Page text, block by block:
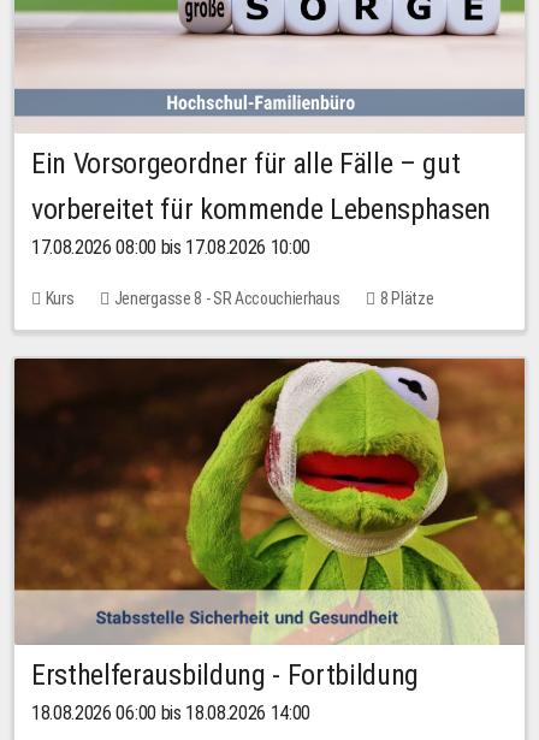
Ein Vorsorgeordner für alle Fälle – gut
vorbereitet für kommende Lebensphasen
17.08.2026 08:00 bis 17.08.2026 10:00
Kurs Jenergasse 8 - SR Accouchierhaus 8 Plätze
Ersthelferausbildung - Fortbildung
18.08.2026 06:00 bis 18.08.2026 14:00